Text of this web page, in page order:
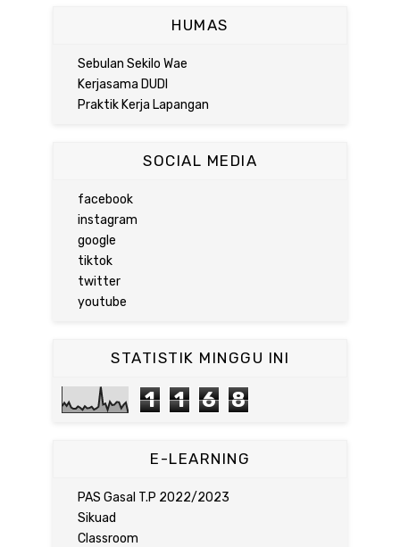
HUMAS
Sebulan Sekilo Wae
Kerjasama DUDI
Praktik Kerja Lapangan
SOCIAL MEDIA
facebook
instagram
google
tiktok
twitter
youtube
STATISTIK MINGGU INI
1 1 6 8
E-LEARNING
PAS Gasal T.P 2022/2023
Sikuad
Classroom